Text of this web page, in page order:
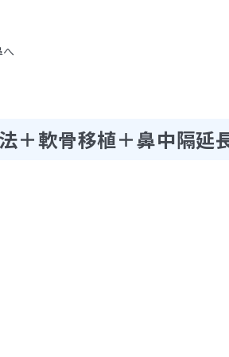
＋軟骨移植＋鼻中隔延